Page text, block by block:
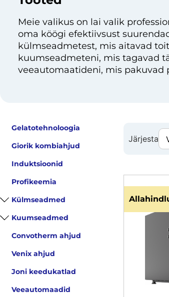
Meie valikus on lai valik
oma köögi efektiivsust
külmseadmetest, mis aitavad
kuumseadmeteni, mis tagavad
veeautomaatideni, mis pakuvad
Gelatotehnoloogia
Giorik kombiahjud
Induktsioonid
Profikeemia
Külmseadmed
Kuumseadmed
Convotherm ahjud
Venix ahjud
Joni keedukatlad
Veeautomaadid
Järjesta